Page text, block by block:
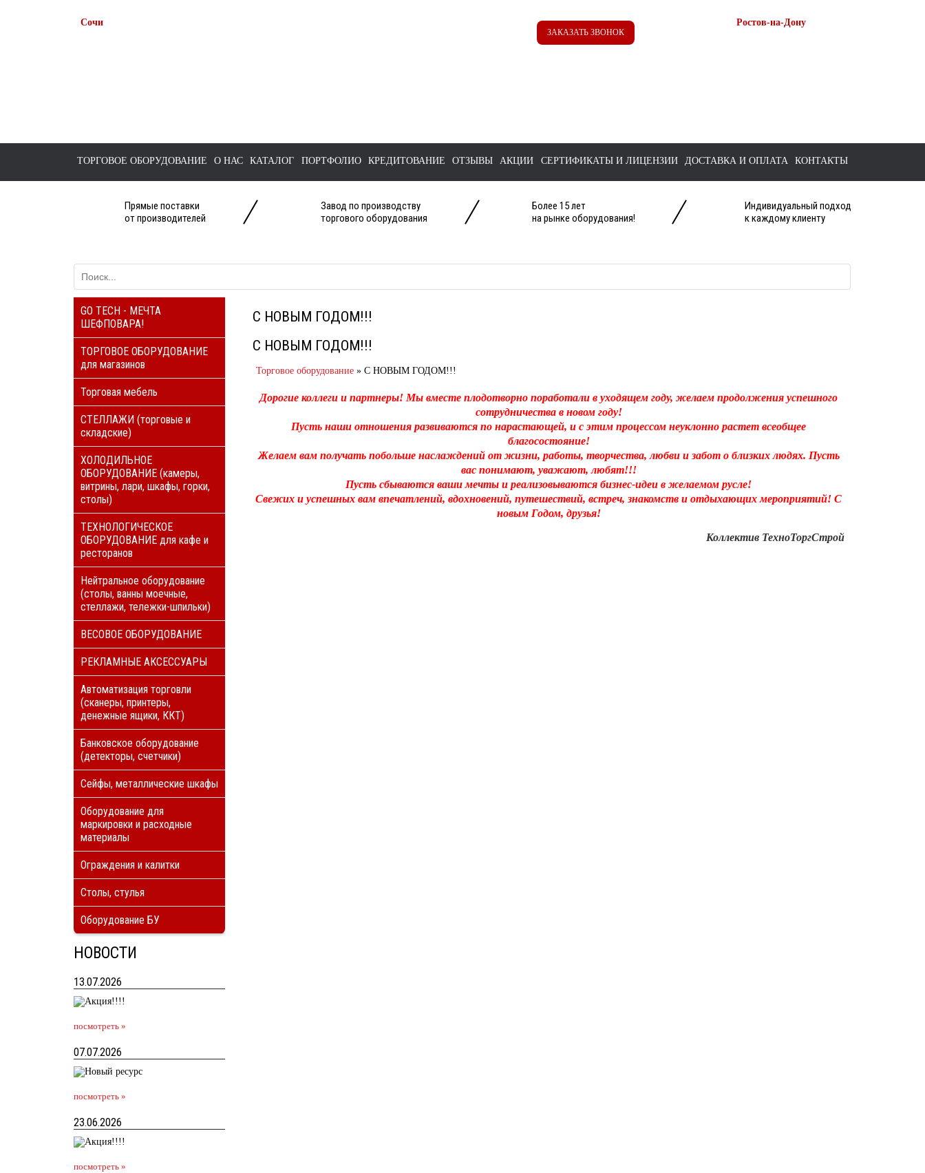
Сочи
ЗАКАЗАТЬ ЗВОНОК
Ростов-на-Дону
ТОРГОВОЕ ОБОРУДОВАНИЕ О НАС КАТАЛОГ ПОРТФОЛИО КРЕДИТОВАНИЕ ОТЗЫВЫ АКЦИИ СЕРТИФИКАТЫ И ЛИЦЕНЗИИ ДОСТАВКА И ОПЛАТА КОНТАКТЫ
Прямые поставки
от производителей
Завод по производству
торгового оборудования
Более 15 лет
на рынке оборудования!
Индивидуальный подход
к каждому клиенту
GO TECH - МЕЧТА
ШЕФПОВАРА!
ТОРГОВОЕ ОБОРУДОВАНИЕ
для магазинов
Торговая мебель
СТЕЛЛАЖИ (торговые и
складские)
ХОЛОДИЛЬНОЕ
ОБОРУДОВАНИЕ (камеры,
витрины, лари, шкафы, горки,
столы)
ТЕХНОЛОГИЧЕСКОЕ
ОБОРУДОВАНИЕ для кафе и
ресторанов
Нейтральное оборудование
(столы, ванны моечные,
стеллажи, тележки-шпильки)
ВЕСОВОЕ ОБОРУДОВАНИЕ
РЕКЛАМНЫЕ АКСЕССУАРЫ
Автоматизация торговли
(сканеры, принтеры,
денежные ящики, ККТ)
Банковское оборудование
(детекторы, счетчики)
Сейфы, металлические шкафы
Оборудование для
маркировки и расходные
материалы
Ограждения и калитки
Столы, стулья
Оборудование БУ
НОВОСТИ
13.07.2026
посмотреть »
07.07.2026
посмотреть »
23.06.2026
посмотреть »
С НОВЫМ ГОДОМ!!!
С НОВЫМ ГОДОМ!!!
Торговое оборудование » С НОВЫМ ГОДОМ!!!
Дорогие коллеги и партнеры! Мы вместе плодотворно поработали в уходящем году, желаем продолжения успешного
сотрудничества в новом году!
Пусть наши отношения развиваются по нарастающей, и с этим процессом неуклонно растет всеобщее
благосостояние!
Желаем вам получать побольше наслаждений от жизни, работы, творчества, любви и забот о близких людях. Пусть
вас понимают, уважают, любят!!!
Пусть сбываются ваши мечты и реализовываются бизнес-идеи в желаемом русле!
Свежих и успешных вам впечатлений, вдохновений, путешествий, встреч, знакомств и отдыхающих мероприятий! С
новым Годом, друзья!
Коллектив ТехноТоргСтрой